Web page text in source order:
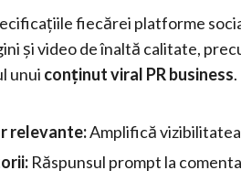
fiecărei platforme
și video de înaltă calitate,
unui conținut viral PR business.
relevante:Amplifică
Răspunsul prompt la